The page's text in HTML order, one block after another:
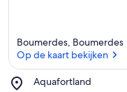
Boumerdes, Boumerdes
Op de kaart bekijken
Aquafortland
Place,